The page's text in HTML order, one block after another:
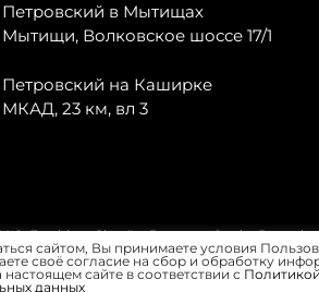
Петровский в Мытищах
Мытищи, Волковское шоссе 17/1
Петровский на Каширке
МКАД, 23 км, вл 3
Forthing, Citroёn, Peugeot, Opel и Renault
сайтом, Вы принимаете условия
своё согласие на сбор и обработку
сайте в соответствии с Политикой
данных